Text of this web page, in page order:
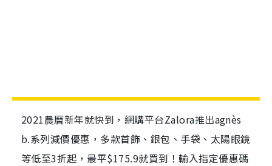
2021農曆新年就快到，網購平台Zalora推出agnès
b.系列減價優惠，多款首飾、銀包、手袋、太陽眼鏡
等低至3折起，最平$175.9就買到！輸入指定優惠碼